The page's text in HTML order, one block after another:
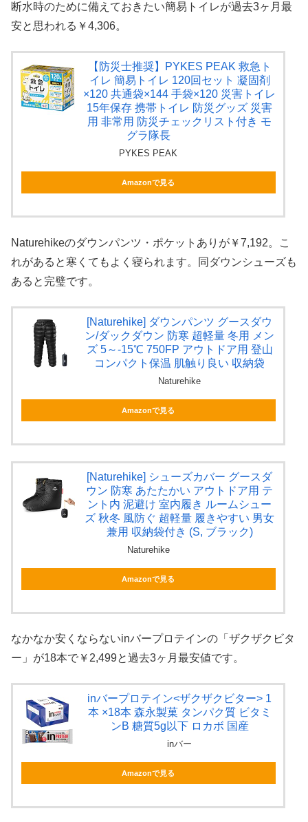
断水時のために備えておきたい簡易トイレが過去3ヶ月最
安と思われる￥4,306。
【防災士推奨】PYKES PEAK 救急ト
イレ 簡易トイレ 120回セット 凝固剤
×120 共通袋×144 手袋×120 災害トイレ
15年保存 携帯トイレ 防災グッズ 災害
用 非常用 防災チェックリスト付き モ
グラ隊長
PYKES PEAK
Amazonで見る
Naturehikeのダウンパンツ・ポケットありが￥7,192。こ
れがあると寒くてもよく寝られます。同ダウンシューズも
あると完璧です。
[Naturehike] ダウンパンツ グースダウ
ン/ダックダウン 防寒 超軽量 冬用 メン
ズ 5～-15℃ 750FP アウトドア用 登山
コンパクト保温 肌触り良い 収納袋
Naturehike
Amazonで見る
[Naturehike] シューズカバー グースダ
ウン 防寒 あたたかい アウトドア用 テ
ント内 泥避け 室内履き ルームシュー
ズ 秋冬 風防ぐ 超軽量 履きやすい 男女
兼用 収納袋付き (S, ブラック)
Naturehike
Amazonで見る
なかなか安くならないinバープロテインの「ザクザクビタ
ー」が18本で￥2,499と過去3ヶ月最安値です。
inバープロテイン<ザクザクビター> 1
本 ×18本 森永製菓 タンパク質 ビタミ
ンB 糖質5g以下 ロカボ 国産
inバー
Amazonで見る